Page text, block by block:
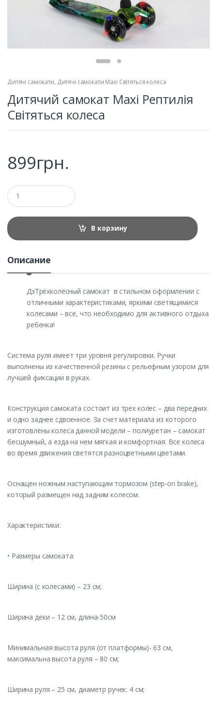
Дитячі самокати, Дитячі самокати Maxi Світяться колеса
Дитячий самокат Maxi Рептилія
Світяться колеса
899грн.
Q
u
a
t
i
В корзину
Описание
ДзТрёхколёсный самокат в стильном оформлении с
отличными характеристиками, яркими светящимися
колесами – все, что необходимо для активного отдыха
ребенка!
Система руля имеет три уровня регулировки. Ручки
выполнены из качественной резины с рельефным узором для
лучшей фиксации в руках.
Конструкция самоката состоит из трех колес – два передних
и одно заднее сдвоенное. За счет материала из которого
изготовлены колеса данной модели – полиуретан – самокат
бесшумный, а езда на нем мягкая и комфортная. Все колеса
во время движения светятся разноцветными цветами.
Оснащен ножным наступающим тормозом (step-on brake),
который размещен над задним колесом.
Характеристики:
• Размеры самоката:
Ширина (с колесами) – 23 см;
Ширина деки – 12 см, длина-50см
Минимальная высота руля (от платформы)- 63 см,
максимальна высота руля – 80 см;
Ширина руля – 25 см, диаметр ручек: 4 см;